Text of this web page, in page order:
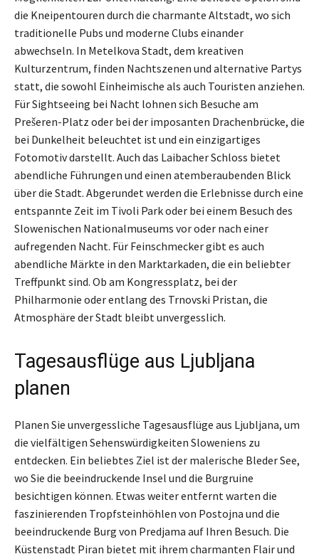
die Kneipentouren durch die charmante Altstadt, wo sich
traditionelle Pubs und moderne Clubs einander
abwechseln. In Metelkova Stadt, dem kreativen
Kulturzentrum, finden Nachtszenen und alternative Partys
statt, die sowohl Einheimische als auch Touristen anziehen.
Für Sightseeing bei Nacht lohnen sich Besuche am
Prešeren-Platz oder bei der imposanten Drachenbrücke, die
bei Dunkelheit beleuchtet ist und ein einzigartiges
Fotomotiv darstellt. Auch das Laibacher Schloss bietet
abendliche Führungen und einen atemberaubenden Blick
über die Stadt. Abgerundet werden die Erlebnisse durch eine
entspannte Zeit im Tivoli Park oder bei einem Besuch des
Slowenischen Nationalmuseums vor oder nach einer
aufregenden Nacht. Für Feinschmecker gibt es auch
abendliche Märkte in den Marktarkaden, die ein beliebter
Treffpunkt sind. Ob am Kongressplatz, bei der
Philharmonie oder entlang des Trnovski Pristan, die
Atmosphäre der Stadt bleibt unvergesslich.
Tagesausflüge aus Ljubljana
planen
Planen Sie unvergessliche Tagesausflüge aus Ljubljana, um
die vielfältigen Sehenswürdigkeiten Sloweniens zu
entdecken. Ein beliebtes Ziel ist der malerische Bleder See,
wo Sie die beeindruckende Insel und die Burgruine
besichtigen können. Etwas weiter entfernt warten die
faszinierenden Tropfsteinhöhlen von Postojna und die
beeindruckende Burg von Predjama auf Ihren Besuch. Die
Küstenstadt Piran bietet mit ihrem charmanten Flair und